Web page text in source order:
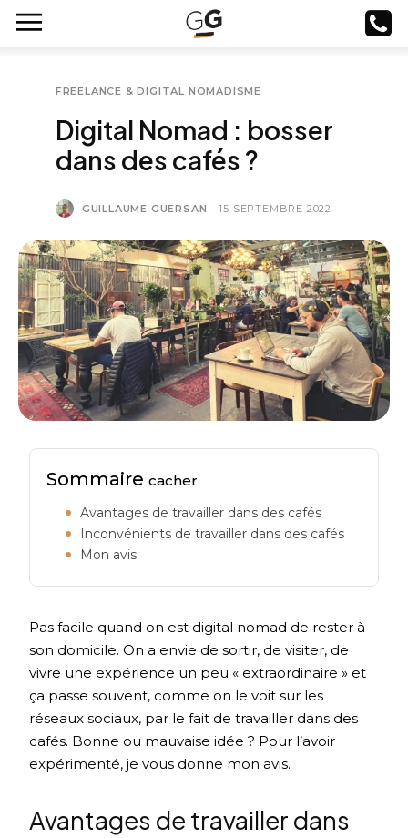
FREELANCE & DIGITAL NOMADISME
Digital Nomad : bosser
dans des cafés ?
GUILLAUME GUERSAN 15 SEPTEMBRE 2022
Sommairecacher
Avantages de travailler dans des cafés
Inconvénients de travailler dans des cafés
Mon avis
Pas facile quand on est digital nomad de rester à
son domicile. On a envie de sortir, de visiter, de
vivre une expérience un peu « extraordinaire » et
ça passe souvent, comme on le voit sur les
réseaux sociaux, par le fait de travailler dans des
cafés. Bonne ou mauvaise idée ? Pour l’avoir
expérimenté, je vous donne mon avis.
Avantages de travailler dans